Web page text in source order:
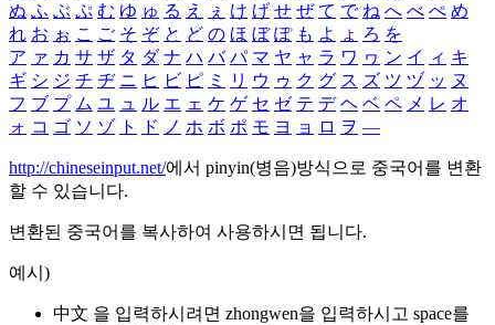
ぬ ふ ぶ ぷ む ゆ ゅ る え ぇ け げ せ ぜ て で ね へ べ ぺ め
れ お ぉ こ ご そ ぞ と ど の ほ ぼ ぽ も よ ょ ろ を
ア ァ カ サ ザ タ ダ ナ ハ バ パ マ ヤ ャ ラ ワ ヮ ン イ ィ キ
ギ シ ジ チ ヂ ニ ヒ ビ ピ ミ リ ウ ゥ ク グ ス ズ ツ ヅ ッ ヌ
フ ブ プ ム ユ ュ ル エ ェ ケ ゲ セ ゼ テ デ ヘ ベ ペ メ レ オ
ォ コ ゴ ソ ゾ ト ド ノ ホ ボ ポ モ ヨ ョ ロ ヲ ―
http://chineseinput.net/에서 pinyin(병음)방식으로 중국어를 변환
할 수 있습니다.
변환된 중국어를 복사하여 사용하시면 됩니다.
예시)
中文 을 입력하시려면 zhongwen을 입력하시고 space를